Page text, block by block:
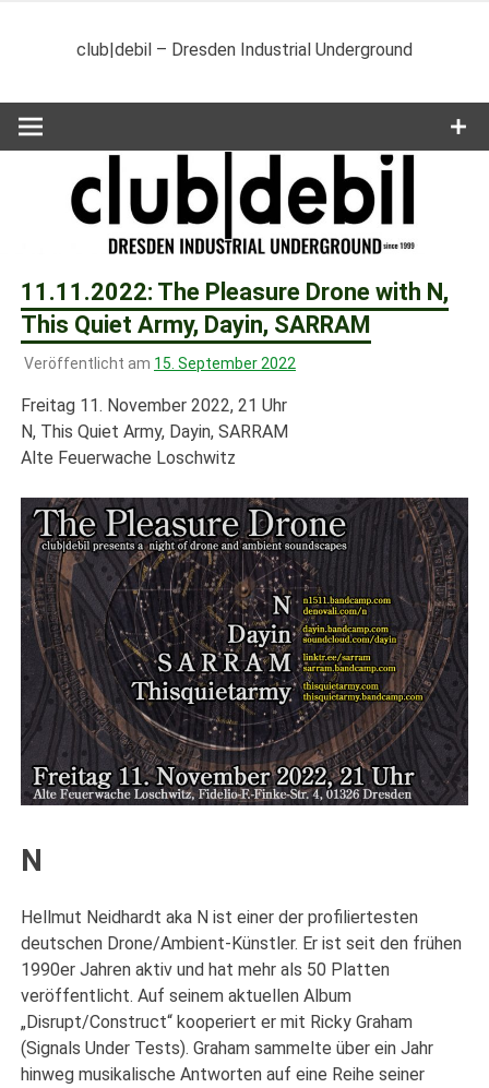
club|debil – Dresden Industrial Underground
11.11.2022: The Pleasure Drone with N,
This Quiet Army, Dayin, SARRAM
Veröffentlicht am 15. September 2022
Freitag 11. November 2022, 21 Uhr
N, This Quiet Army, Dayin, SARRAM
Alte Feuerwache Loschwitz
N
Hellmut Neidhardt aka N ist einer der profiliertesten
deutschen Drone/Ambient-Künstler. Er ist seit den frühen
1990er Jahren aktiv und hat mehr als 50 Platten
veröffentlicht. Auf seinem aktuellen Album
„Disrupt/Construct“ kooperiert er mit Ricky Graham
(Signals Under Tests). Graham sammelte über ein Jahr
hinweg musikalische Antworten auf eine Reihe seiner